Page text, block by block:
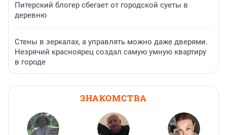
Питерский блогер сбегает от городской суеты в
деревню
Стены в зеркалах, а управлять можно даже дверями.
Незрячий красноярец создал самую умную квартиру
в городе
ЗНАКОМСТВА